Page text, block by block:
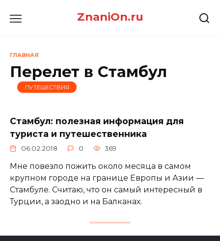
ZnaniOn.ru
ГЛАВНАЯ
Перелет в Стамбул
ПУТЕШЕСТВИЯ
Стамбул: полезная информация для
туриста и путешественника
06.02.2018 0 369
Мне повезло пожить около месяца в самом
крупном городе на границе Европы и Азии —
Стамбуле. Считаю, что он самый интересный в
Турции, а заодно и на Балканах.